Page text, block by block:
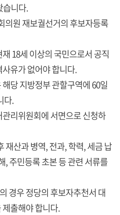
습니다.
의원 재보궐선거의 후보자등록
18세 이상의 국민으로서 공직
유가 없어야 합니다.
당 지방정부 관할구역에 60일
다.
리위원회에 서면으로 신청하
재산과 병역, 전과, 학력, 세금 납
, 주민등록 초본 등 관련 서류를
경우 정당의 후보자추천서 대
출해야 합니다.